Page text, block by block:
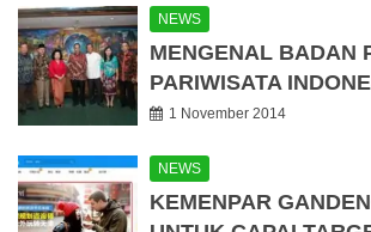
NEWS
MENGENAL BADAN
PARIWISATA
1 November 2014
NEWS
KEMENPAR